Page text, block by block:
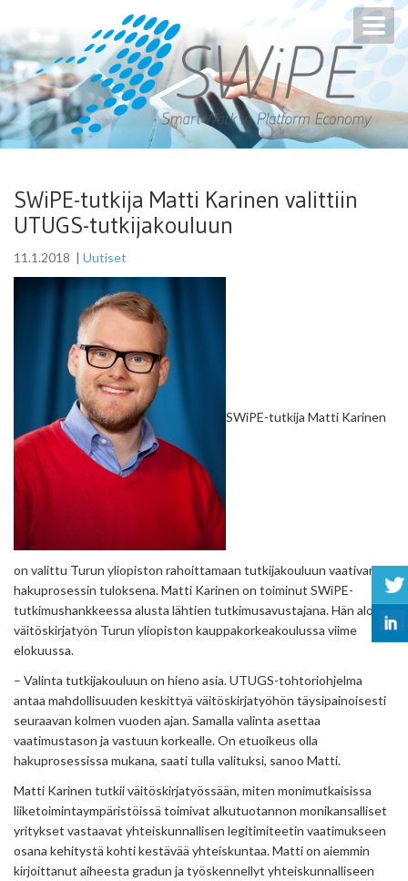
SWiPE-tutkija Matti Karinen valittiin
UTUGS-tutkijakouluun
11.1.2018 | Uutiset
SWiPE-tutkija Matti Karinen
on valittu Turun yliopiston rahoittamaan tutkijakouluun vaativan
hakuprosessin tuloksena. Matti Karinen on toiminut SWiPE-
tutkimushankkeessa alusta lähtien tutkimusavustajana. Hän aloitti
väitöskirjatyön Turun yliopiston kauppakorkeakoulussa viime
elokuussa.
– Valinta tutkijakouluun on hieno asia. UTUGS-tohtoriohjelma
antaa mahdollisuuden keskittyä väitöskirjatyöhön täysipainoisesti
seuraavan kolmen vuoden ajan. Samalla valinta asettaa
vaatimustason ja vastuun korkealle. On etuoikeus olla
hakuprosessissa mukana, saati tulla valituksi, sanoo Matti.
Matti Karinen tutkii väitöskirjatyössään, miten monimutkaisissa
liiketoimintaympäristöissä toimivat alkutuotannon monikansalliset
yritykset vastaavat yhteiskunnallisen legitimiteetin vaatimukseen
osana kehitystä kohti kestävää yhteiskuntaa. Matti on aiemmin
kirjoittanut aiheesta gradun ja työskennellyt yhteiskunnalliseen